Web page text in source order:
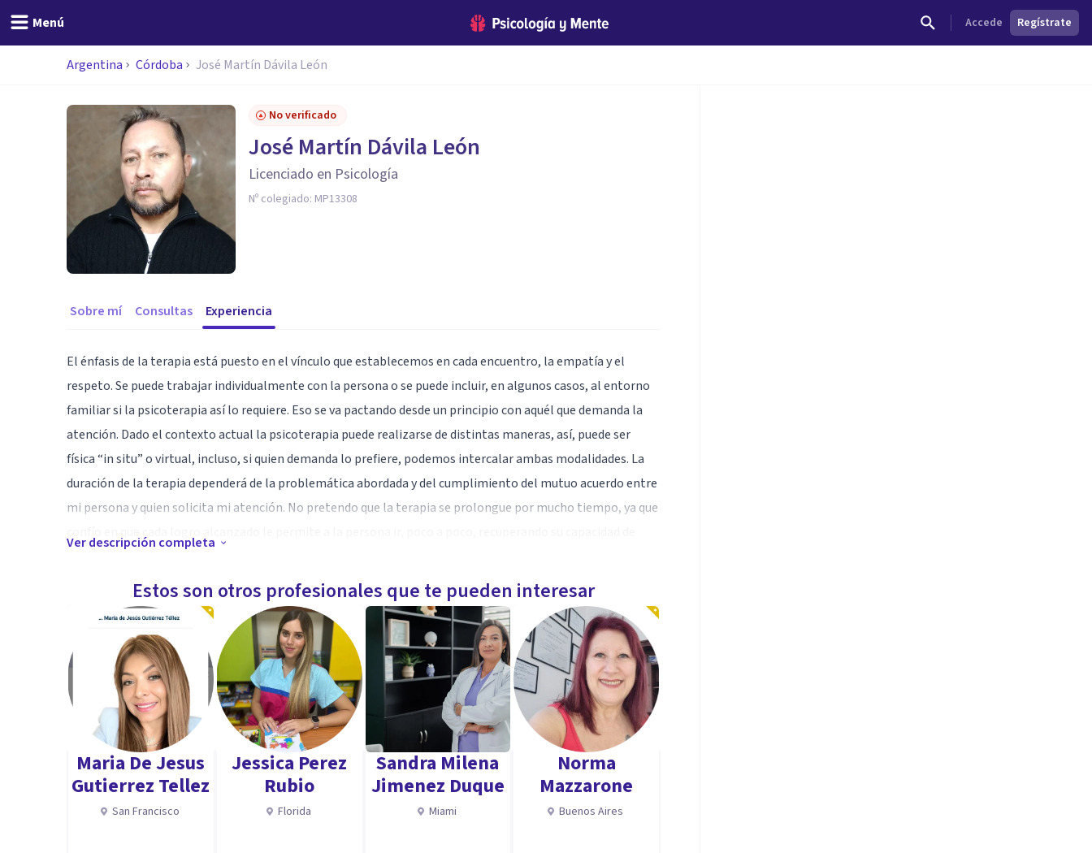
Menú Accede Regístrate
Argentina Córdoba José Martín Dávila León
No verificado
José Martín Dávila León
Licenciado en Psicología
Nº colegiado: MP13308
Sobre mí Consultas Experiencia
El énfasis de la terapia está puesto en el vínculo que establecemos en cada encuentro, la empatía y el
respeto. Se puede trabajar individualmente con la persona o se puede incluir, en algunos casos, al entorno
familiar si la psicoterapia así lo requiere. Eso se va pactando desde un principio con aquél que demanda la
atención. Dado el contexto actual la psicoterapia puede realizarse de distintas maneras, así, puede ser
física “in situ” o virtual, incluso, si quien demanda lo prefiere, podemos intercalar ambas modalidades. La
duración de la terapia dependerá de la problemática abordada y del cumplimiento del mutuo acuerdo entre
mi persona y quien solicita mi atención. No pretendo que la terapia se prolongue por mucho tiempo, ya que
Especialidad
Poseo dos postgrados en Psicoterapia Clínica y mi marco de referencia es el Enfoque Modular
Transformacional, Paradigma que integra principalmente aportes del Psicoanálisis, la Psicología
Cognitiva, la Sistémica, las Neurociencias y la Lingüística. También soy Analista de Sistemas, cuento con un
Diplomado Internacional en Mentalización y un Diplomado en Educación. Mi trabajo clínico se centra en la
persona, considerándola como alguien en constante transformación.
Aptitudes
Me considero un profesional bastante empático y con la capacidad de mentalización necesaria para poder
establecer un vínculo sólido con mis pacientes.
Ver descripción completa
Estos son otros profesionales que te pueden interesar
Maria De Jesus
Gutierrez Tellez
San Francisco
Jessica Perez
Rubio
Florida
Sandra Milena
Jimenez Duque
Miami
Norma
Mazzarone
Buenos Aires